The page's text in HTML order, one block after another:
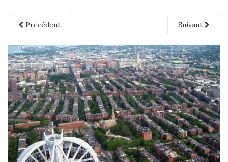
Précédent Suivant